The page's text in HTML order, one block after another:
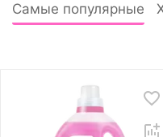
Самые популярные